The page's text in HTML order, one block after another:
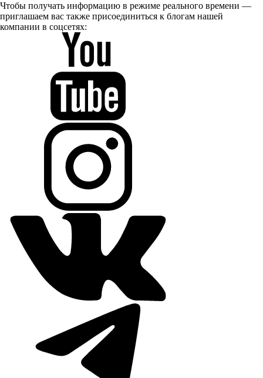
Чтобы получать информацию в режиме реального времени —
приглашаем вас также присоединиться к блогам нашей
компании в соцсетях: